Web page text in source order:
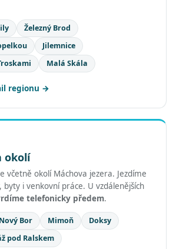
Železný Brod
Jilemnice
Malá Skála
regionu
okolí
včetně okolí Máchova jezera. Jezdíme
byty i venkovní práce. U vzdálenějších
telefonicky předem.
Nový Bor Mimoň
Doksy
pod Ralskem